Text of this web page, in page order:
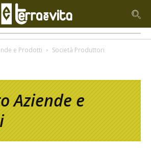
e Prodotti
Società Produttori
Aziende e